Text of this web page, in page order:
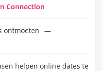
Connection
ontmoeten
helpen online dates te